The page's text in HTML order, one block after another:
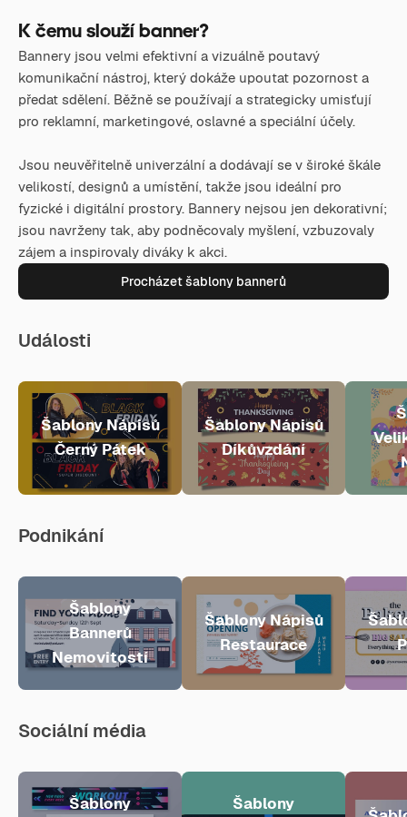
K čemu slouží banner?
Bannery jsou velmi efektivní a vizuálně poutavý
komunikační nástroj, který dokáže upoutat pozornost a
předat sdělení. Běžně se používají a strategicky umisťují
pro reklamní, marketingové, oslavné a speciální účely.
Jsou neuvěřitelně univerzální a dodávají se v široké škále
velikostí, designů a umístění, takže jsou ideální pro
fyzické i digitální prostory. Bannery nejsou jen dekorativní;
jsou navrženy tak, aby podněcovaly myšlení, vzbuzovaly
zájem a inspirovaly diváky k akci.
Procházet šablony bannerů
Události
Šablony Nápisů
Černý Pátek
Šablony Nápisů
Díkůvzdání
Podnikání
Šablony
Bannerů
Nemovitostí
Šablony Nápisů
Restaurace
Sociální média
Šablony Šablony